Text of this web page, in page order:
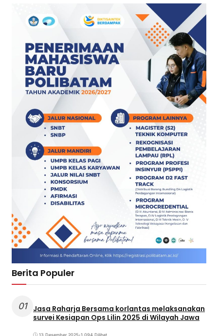
Berita Populer
01
Jasa Raharja Bersama korlantas melaksanakan
survei Kesiapan Ops Lilin 2025 di Wilayah Jawa
13 Desember 2025•1.094 Dilihat